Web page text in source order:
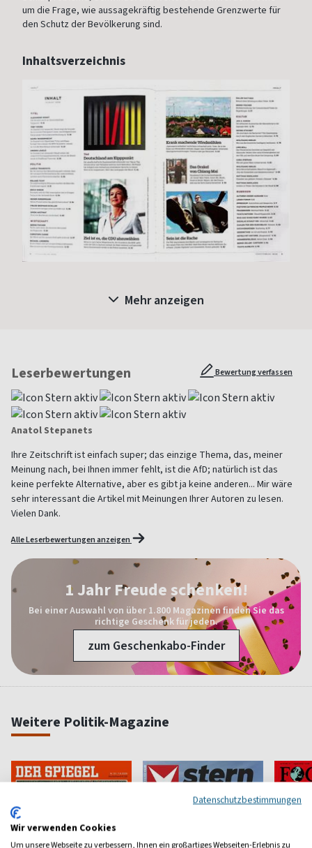
um die Frage, wie aussagekräftig bestehende Grenzwerte für
den Schutz der Bevölkerung sind.
Inhaltsverzeichnis
Mehr anzeigen
Leserbewertungen Bewertung verfassen
Anatol Stepanets
Ihre Zeitschrift ist einfach super; das einzige Thema, das, meiner
Meinung nach, bei Ihnen immer fehlt, ist die AfD; natürlich ist das
keine perfekte Alternative, aber es gibt ja keine anderen... Mir wäre
sehr interessant die Artikel mit Meinungen Ihrer Autoren zu lesen.
Vielen Dank.
Alle Leserbewertungen anzeigen
1 Jahr Freude schenken!
Bei einer Auswahl von über 1.800 Magazinen finden Sie das
richtige Geschenk für jeden.
zum Geschenkabo-Finder
Weitere Politik-Magazine
Datenschutzbestimmungen
Wir verwenden Cookies
Um unsere Webseite zu verbessern, Ihnen ein großartiges Webseiten-Erlebnis zu